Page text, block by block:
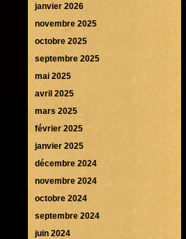
janvier 2026
novembre 2025
octobre 2025
septembre 2025
mai 2025
avril 2025
mars 2025
février 2025
janvier 2025
décembre 2024
novembre 2024
octobre 2024
septembre 2024
juin 2024